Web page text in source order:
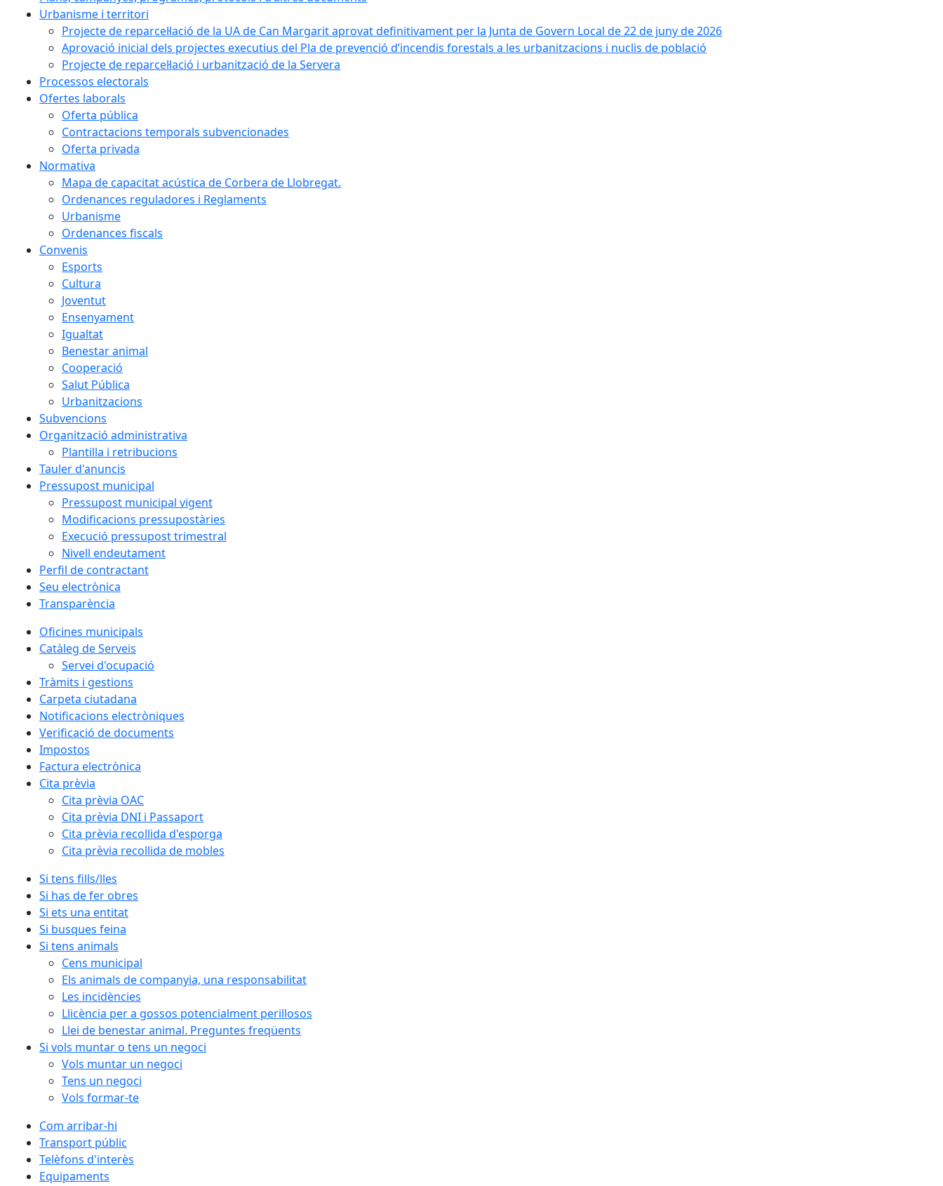
Urbanisme i territori
Projecte de reparcel·lació de la UA de Can Margarit aprovat definitivament per la Junta de Govern Local de 22 de juny de 2026
Aprovació inicial dels projectes executius del Pla de prevenció d’incendis forestals a les urbanitzacions i nuclis de població
Projecte de reparcel·lació i urbanització de la Servera
Processos electorals
Ofertes laborals
Oferta pública
Contractacions temporals subvencionades
Oferta privada
Normativa
Mapa de capacitat acústica de Corbera de Llobregat.
Ordenances reguladores i Reglaments
Urbanisme
Ordenances fiscals
Convenis
Esports
Cultura
Joventut
Ensenyament
Igualtat
Benestar animal
Cooperació
Salut Pública
Urbanitzacions
Subvencions
Organització administrativa
Plantilla i retribucions
Tauler d'anuncis
Pressupost municipal
Pressupost municipal vigent
Modificacions pressupostàries
Execució pressupost trimestral
Nivell endeutament
Perfil de contractant
Seu electrònica
Transparència
Oficines municipals
Catàleg de Serveis
Servei d'ocupació
Tràmits i gestions
Carpeta ciutadana
Notificacions electròniques
Verificació de documents
Impostos
Factura electrònica
Cita prèvia
Cita prèvia OAC
Cita prèvia DNI i Passaport
Cita prèvia recollida d'esporga
Cita prèvia recollida de mobles
Si tens fills/lles
Si has de fer obres
Si ets una entitat
Si busques feina
Si tens animals
Cens municipal
Els animals de companyia, una responsabilitat
Les incidències
Llicència per a gossos potencialment perillosos
Llei de benestar animal. Preguntes freqüents
Si vols muntar o tens un negoci
Vols muntar un negoci
Tens un negoci
Vols formar-te
Com arribar-hi
Transport públic
Telèfons d'interès
Equipaments